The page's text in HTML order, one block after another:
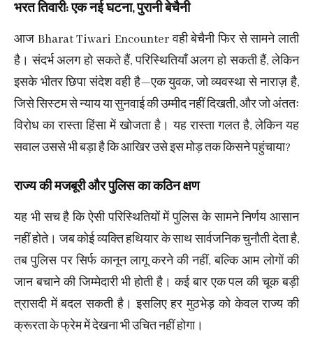
भरत तिवारी: एक नई घटना, पुरानी बेचैनी
आज Bharat Tiwari Encounter वही बेचैनी फिर से सामने लाती
है। संदर्भ अलग हो सकते हैं, परिस्थितियाँ अलग हो सकती हैं, लेकिन
इसके भीतर छिपा संदेश वही है—एक युवक, जो व्यवस्था से नाराज़ है,
जिसे सिस्टम से न्याय या सुनवाई की उम्मीद नहीं दिखती, और जो अंततः
विरोध का रास्ता हिंसा में खोजता है। यह रास्ता गलत है, लेकिन यह
सवाल उससे भी बड़ा है कि आखिर उसे इस मोड़ तक किसने पहुंचाया?
राज्य की मजबूरी और पुलिस का कठिन क्षण
यह भी सच है कि ऐसी परिस्थितियों में पुलिस के सामने निर्णय आसान
नहीं होते। जब कोई व्यक्ति हथियार के साथ सार्वजनिक चुनौती देता है,
तब पुलिस पर सिर्फ कानून लागू करने की नहीं, बल्कि आम लोगों की
जान बचाने की जिम्मेदारी भी होती है। कई बार एक पल की चूक बड़ी
त्रासदी में बदल सकती है। इसलिए हर मुठभेड़ को केवल राज्य की
क्रूरता के फ्रेम में देखना भी उचित नहीं होगा।